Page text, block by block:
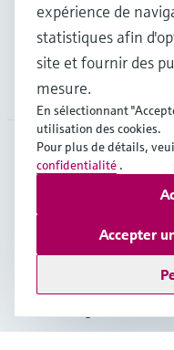
Support
Société
CAN•Français
Copyright ©
expérience de
statistiques afin
site et fournir des
mesure.
En sélectionnant
utilisation des cookies.
Pour plus de détails,
confidentialité .
Accepter